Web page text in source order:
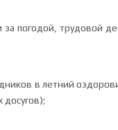
за погодой, трудовой
в летний